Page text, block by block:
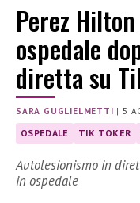
Perez
ospedale
diretta su
SARA GUGLIELMETTI |5
OSPEDALE TIK TOKER
Autolesionismo in
in ospedale